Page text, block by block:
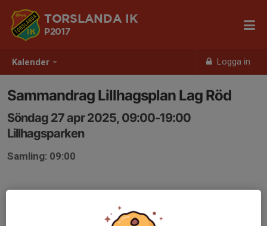
Kalender Logga in
TORSLANDA IK
P2017
Sammandrag Lillhagsplan Lag Röd
Söndag 27 apr 2025, 09:00-19:00
Lillhagsparken
Samling: 09:00